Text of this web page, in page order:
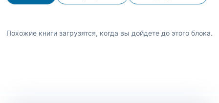
Похожие книги загрузятся, когда вы дойдете до этого блока.